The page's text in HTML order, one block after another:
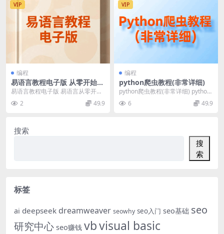
VIP
编程
易语言教程电子版 从零开始自
学编程
易语言教程电子版 易语言从零开始
自学编程电子书 易语言自学编程入
门教程完整版 第...
2 49.9
VIP
编程
python爬虫教程(非常详细)
python爬虫教程(非常详细) python
爬虫入门教程视频 PYTHON学习...
6 49.9
搜索
搜
索
标签
ai deepseek dreamweaver seowhy seo入门 seo基础 seo
研究中心 seo赚钱 vbvisual basic